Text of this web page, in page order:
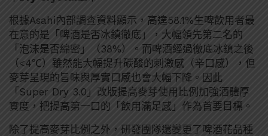
根據Asahi內部調查資料顯示，高達58.1%生啤飲用者最
在意的是「啤酒是否冰鎮徹底」，大幅領先第二名的
「泡沫是否綿密」（38%）。而啤酒經過徹底冰鎮之後
（<4℃）雖然能大幅提升碳酸的刺激感（辛口感），但
麥芽呈現的旨味與厚實口感也會大幅下降。因此
「Super Dry 3.0」改版提高麥芽使用比例加強酒體厚
實度，把提高第一口的「飲用滿足感」作為首要目標。
除了提高麥芽比例之外，研發團隊還變更了啤酒花品種